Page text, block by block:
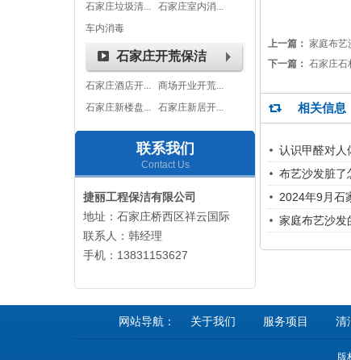
石家庄垃圾清...
石家庄室内消...
车内消毒
石家庄开荒保洁
石家庄酒店开...
商场开业开荒...
石家庄新楼盘...
石家庄新居开...
联系我们
Contact Us
捷丽工程保洁有限公司
地址：石家庄桥西区祥云国际
联系人：韩经理
手机：13831153627
上一篇： 家庭布艺
下一篇： 石家庄石
相关信息
认识甲醛对人
布艺沙发脏了
2024年9月石
家庭布艺沙发
网站导航： 关于我们 服务项目 清
版